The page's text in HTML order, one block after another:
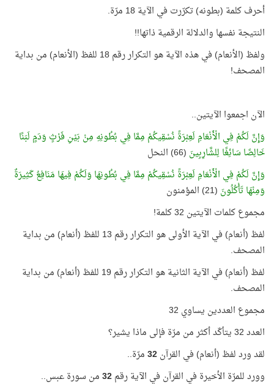
أحرف كلمة (بطونه) تكرّرت في الآية 18 مرّة.
النتيجة نفسها والدلالة الرقمية ذاتها!!
ولفظ (الأنعام) في هذه الآية هو التكرار رقم 18 للفظ (الأنعام) من بداية
المصحف!
الآن اجمعوا الآيتين..
وَإِنَّ لَكُمْ فِي الْأَنْعَامِ لَعِبْرَةً نُسْقِيكُمْ مِمَّا فِي بُطُونِهِ مِنْ بَيْنِ فَرْثٍ وَدَمٍ لَبَنًا
خَالِصًا سَائِغًا لِلشَّارِبِينَ (66) النحل
وَإِنَّ لَكُمْ فِي الْأَنْعَامِ لَعِبْرَةً نُسْقِيكُمْ مِمَّا فِي بُطُونِهَا وَلَكُمْ فِيهَا مَنَافِعُ كَثِيرَةٌ
وَمِنْهَا تَأْكُلُونَ (21) المؤمنون
مجموع كلمات الآيتين 32 كلمة!
لفظ (أنعام) في الآية الأولى هو التكرار رقم 13 للفظ (أنعام) من بداية
المصحف.
لفظ (أنعام) في الآية الثانية هو التكرار رقم 19 للفظ (أنعام) من بداية
المصحف.
مجموع العددين يساوي 32
العدد 32 يتأكّد أكثر من مرّة فإلى ماذا يشير؟
لقد ورد لفظ (أنعام) في القرآن32مرّة..
وورد للمرّة الأخيرة في القرآن في الآية رقم32من سورة عبس..